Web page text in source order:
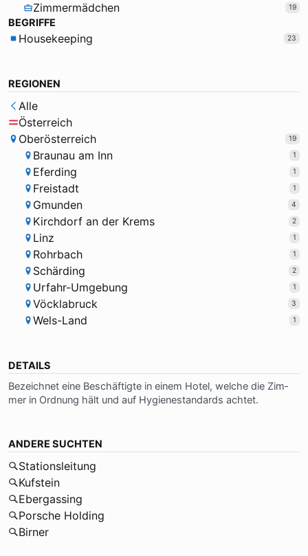
Zimmermädchen 19
BEGRIFFE
Housekeeping 23
REGIONEN
Alle
Österreich
Oberösterreich
19
Braunau am Inn 1
Eferding 1
Freistadt 1
Gmunden 4
Kirchdorf an der Krems 2
Linz 1
Rohrbach 1
Schärding 2
Urfahr-Umgebung 1
Vöcklabruck 3
Wels-Land 1
DETAILS
Be­zeich­net ei­ne Be­schäf­tig­te in ei­nem Ho­tel, wel­che die Zim­
mer in Ord­nung hält und auf Hy­gie­ne­stan­dards ach­tet.
ANDERE SUCHTEN
Stationsleitung
Kufstein
Ebergassing
Porsche Holding
Birner